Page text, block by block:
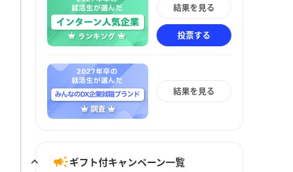
結果を見る
投票する
結果を見る
ギフト付キャンペーン一覧